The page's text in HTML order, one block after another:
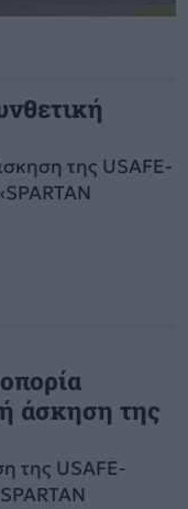
της USAFE-
άσκηση της
της USAFE-